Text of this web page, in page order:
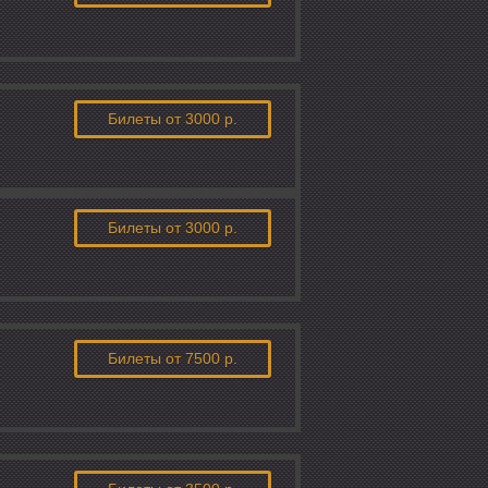
Билеты от 3000 р.
Билеты от 3000 р.
Билеты от 7500 р.